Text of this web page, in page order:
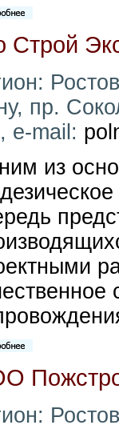
Строй
пр.
e-mail:
из